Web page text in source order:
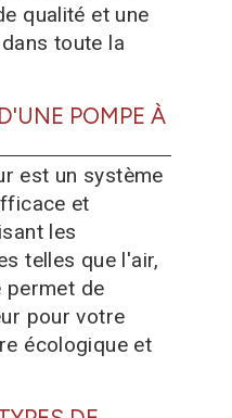
qualité et une
toute la
POMPE À
est un système
et
les
telles que l'air,
permet de
pour votre
écologique et